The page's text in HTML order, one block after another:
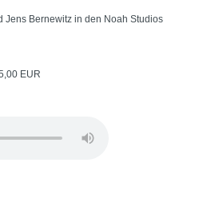
Jens Bernewitz in den Noah Studios
EUR